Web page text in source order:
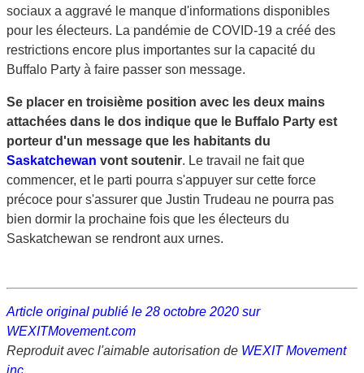
sociaux a aggravé le manque d'informations disponibles
pour les électeurs. La pandémie de COVID-19 a créé des
restrictions encore plus importantes sur la capacité du
Buffalo Party à faire passer son message.
Se placer en troisième position avec les deux mains
attachées dans le dos indique que le Buffalo Party est
porteur d'un message que les habitants du
Saskatchewan vont soutenir. Le travail ne fait que
commencer, et le parti pourra s'appuyer sur cette force
précoce pour s'assurer que Justin Trudeau ne pourra pas
bien dormir la prochaine fois que les électeurs du
Saskatchewan se rendront aux urnes.
Article original publié le 28 octobre 2020 sur
WEXITMovement.com
Reproduit avec l'aimable autorisation de WEXIT Movement
inc.